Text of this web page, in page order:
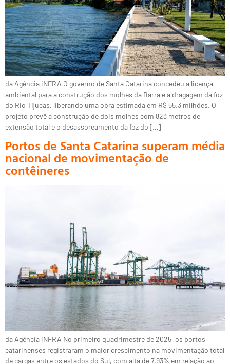
da Agência iNFRA O governo de Santa Catarina concedeu a licença
ambiental para a construção dos molhes da Barra e a dragagem da foz
do Rio Tijucas, liberando uma obra estimada em R$ 55,3 milhões. O
projeto prevê a construção de dois molhes com 823 metros de
extensão total e o desassoreamento da foz do […]
Portos de Santa Catarina superam média
nacional de movimentação de
contêineres
da Agência iNFRA No primeiro quadrimestre de 2025, os portos
catarinenses registraram o maior crescimento na movimentação total
de cargas entre os estados do Sul, com alta de 7,93% em relação ao